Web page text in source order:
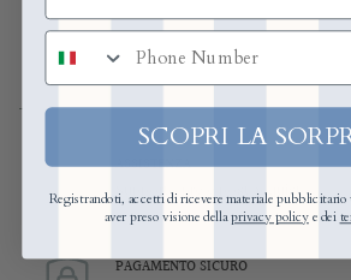
ASSISTENZA
Supporto pre e post acquisto
PAGAMENTO SICURO
numero di telefono
SCOPRI LA
Registrandoti, accetti di ricevere materiale
aver preso visione dellaprivacy policye dei